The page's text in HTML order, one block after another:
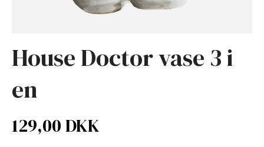
House Doctor vase 3 i
en
129,00 DKK